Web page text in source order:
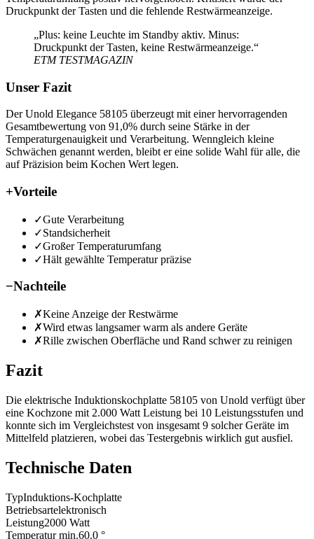
Druckpunkt der Tasten und die fehlende Restwärmeanzeige.
„Plus: keine Leuchte im Standby aktiv. Minus:
Druckpunkt der Tasten, keine Restwärmeanzeige.“
ETM TESTMAGAZIN
Unser Fazit
Der Unold Elegance 58105 überzeugt mit einer hervorragenden
Gesamtbewertung von 91,0% durch seine Stärke in der
Temperaturgenauigkeit und Verarbeitung. Wenngleich kleine
Schwächen genannt werden, bleibt er eine solide Wahl für alle, die
auf Präzision beim Kochen Wert legen.
+Vorteile
✓Gute Verarbeitung
✓Standsicherheit
✓Großer Temperaturumfang
✓Hält gewählte Temperatur präzise
−Nachteile
✗Keine Anzeige der Restwärme
✗Wird etwas langsamer warm als andere Geräte
✗Rille zwischen Oberfläche und Rand schwer zu reinigen
Fazit
Die elektrische Induktionskochplatte 58105 von Unold verfügt über
eine Kochzone mit 2.000 Watt Leistung bei 10 Leistungsstufen und
konnte sich im Vergleichstest von insgesamt 9 solcher Geräte im
Mittelfeld platzieren, wobei das Testergebnis wirklich gut ausfiel.
Technische Daten
TypInduktions-Kochplatte
Betriebsartelektronisch
Leistung2000 Watt
Temperatur min.60.0 °